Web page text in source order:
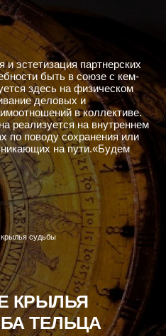
эстетизация партнерских
быть в союзе с кем-
здесь на физическом
деловых и
в коллективе.
реализуется на внутреннем
по поводу сохранения или
на пути.«Будем
судьбы
КРЫЛЬЯ
ТЕЛЬЦА